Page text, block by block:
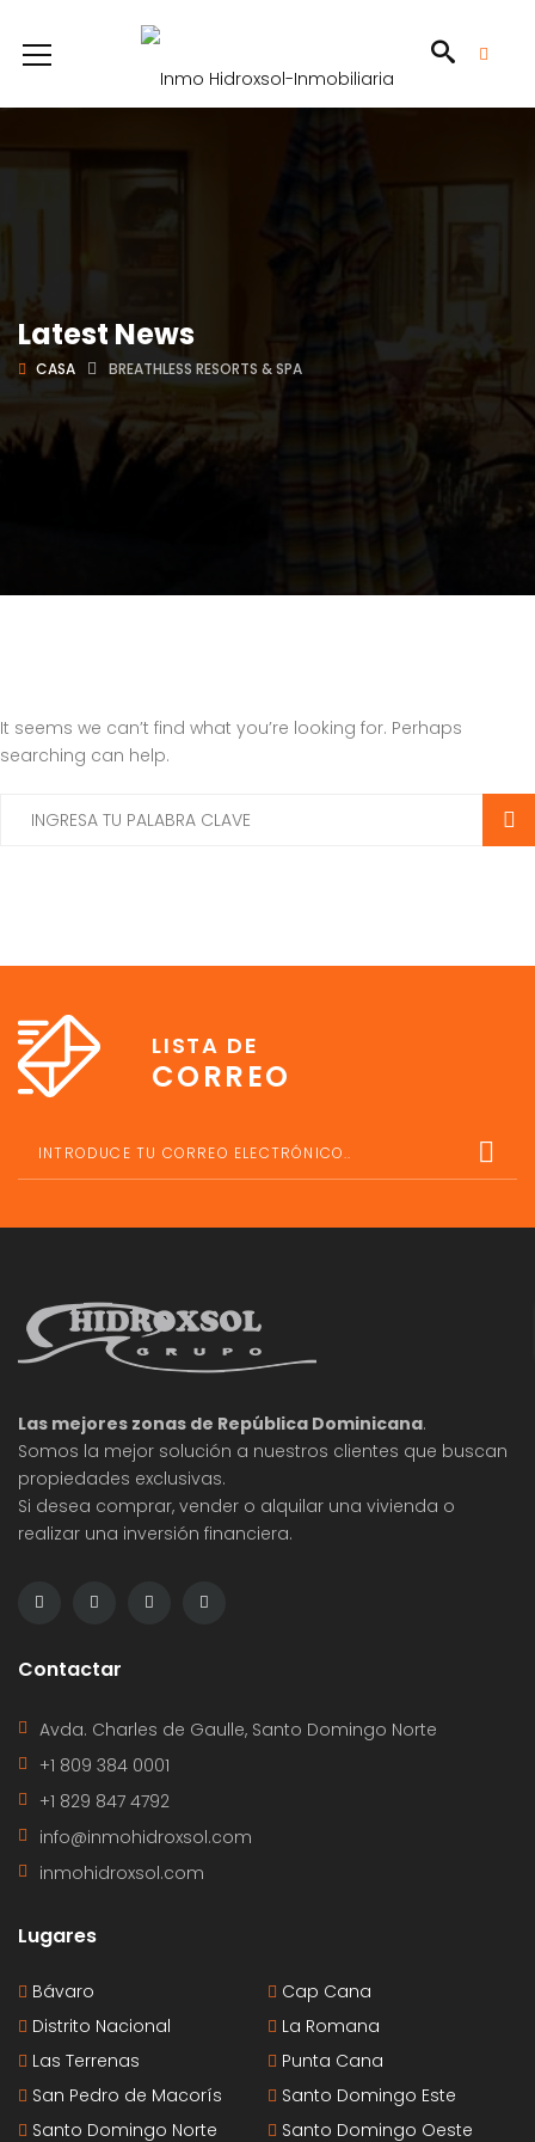
Latest News
CASA BREATHLESS RESORTS & SPA
It seems we can’t find what you’re looking for. Perhaps
searching can help.
LISTA DE
CORREO
Las mejores zonas de República Dominicana.
Somos la mejor solución a nuestros clientes que buscan
propiedades exclusivas.
Si desea comprar, vender o alquilar una vivienda o
realizar una inversión financiera.
Contactar
Avda. Charles de Gaulle, Santo Domingo Norte
+1 809 384 0001
+1 829 847 4792
info@inmohidroxsol.com
inmohidroxsol.com
Lugares
Bávaro
Cap Cana
Distrito Nacional
La Romana
Las Terrenas
Punta Cana
San Pedro de Macorís
Santo Domingo Este
Santo Domingo Norte
Santo Domingo Oeste